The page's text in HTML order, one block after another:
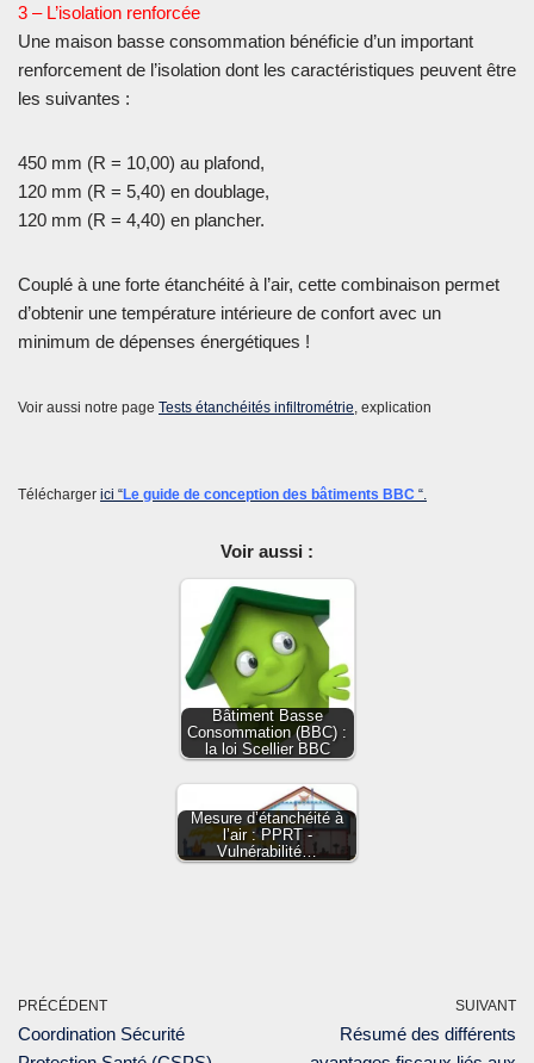
3 – L’isolation renforcée
Une maison basse consommation bénéficie d’un important
renforcement de l’isolation dont les caractéristiques peuvent être
les suivantes :
450 mm (R = 10,00) au plafond,
120 mm (R = 5,40) en doublage,
120 mm (R = 4,40) en plancher.
Couplé à une forte étanchéité à l’air, cette combinaison permet
d’obtenir une température intérieure de confort avec un
minimum de dépenses énergétiques !
Voir aussi notre page Tests étanchéités infiltrométrie, explication
Télécharger ici “Le guide de conception des bâtiments BBC “.
Voir aussi :
Bâtiment Basse
Consommation (BBC) :
la loi Scellier BBC
Mesure d’étanchéité à
l’air : PPRT -
Vulnérabilité…
PRÉCÉDENT
Coordination Sécurité
SUIVANT
Résumé des différents